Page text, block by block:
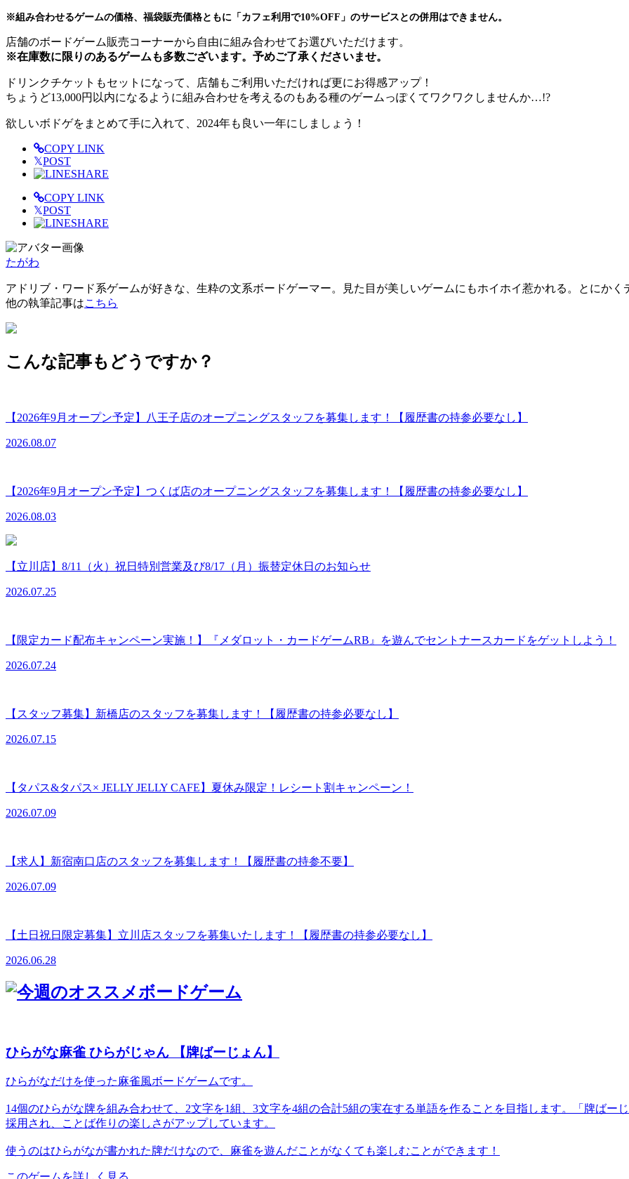
※組み合わせるゲームの価格、福袋販売価格ともに「カフェ利用で10%OFF」のサービスとの併用はできません。
店舗のボードゲーム販売コーナーから自由に組み合わせてお選びいただけます。
※在庫数に限りのあるゲームも多数ございます。予めご了承くださいませ。
ドリンクチケットもセットになって、店舗もご利用いただければ更にお得感アップ！
ちょうど13,000円以内になるように組み合わせを考えるのもある種のゲームっぽくてワクワクしませんか…!?
欲しいボドゲをまとめて手に入れて、2024年も良い一年にしましょう！
COPY LINK
𝕏POST
SHARE
COPY LINK
𝕏POST
SHARE
たがわ
アドリブ・ワード系ゲームが好きな、生粋の文系ボードゲーマー。見た目が美しいゲームにもホイホイ惹かれる。とにかく
他の執筆記事はこちら
こんな記事もどうですか？
【2026年9月オープン予定】八王子店のオープニングスタッフを募集します！【履歴書の持参必要なし】
2026.08.07
【2026年9月オープン予定】つくば店のオープニングスタッフを募集します！【履歴書の持参必要なし】
2026.08.03
【立川店】8/11（火）祝日特別営業及び8/17（月）振替定休日のお知らせ
2026.07.25
【限定カード配布キャンペーン実施！】『メダロット・カードゲームRB』を遊んでセントナースカードをゲットしよう！
2026.07.24
【スタッフ募集】新橋店のスタッフを募集します！【履歴書の持参必要なし】
2026.07.15
【タパス&タパス× JELLY JELLY CAFE】夏休み限定！レシート割キャンペーン！
2026.07.09
【求人】新宿南口店のスタッフを募集します！【履歴書の持参不要】
2026.07.09
【土日祝日限定募集】立川店スタッフを募集いたします！【履歴書の持参必要なし】
2026.06.28
ひらがな麻雀 ひらがじゃん 【牌ばーじょん】
ひらがなだけを使った麻雀風ボードゲームです。
14個のひらがな牌を組み合わせて、2文字を1組、3文字を4組の合計5組の実在する単語を作ることを目指します。「牌ばー
採用され、ことば作りの楽しさがアップしています。
使うのはひらがなが書かれた牌だけなので、麻雀を遊んだことがなくても楽しむことができます！